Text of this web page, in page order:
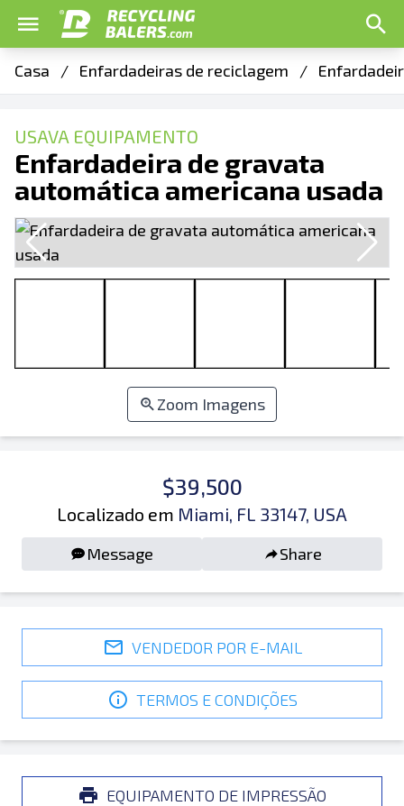
Casa / Enfardadeiras de reciclagem /
USAVA EQUIPAMENTO
Enfardadeira de gravata
automática americana usada
Zoom Imagens
$39,500
Localizado em Miami, FL 33147, USA
Message Share
VENDEDOR POR E-MAIL
TERMOS E CONDIÇÕES
EQUIPAMENTO DE IMPRESSÃO